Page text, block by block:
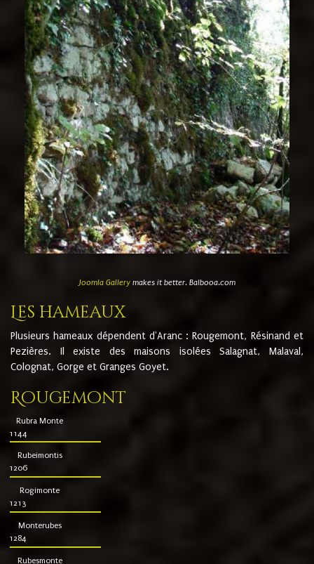
Joomla Gallerymakes it better. Balbooa.com
Les hameaux
Plusieurs hameaux dépendent d'Aranc : Rougemont, Résinand et
Pezières. Il existe des maisons isolées Salagnat, Malaval,
Colognat, Gorge et Granges Goyet.
Rougemont
Rubra Monte
1144
Rubeimontis
1206
Rogimonte
1213
Monterubes
1284
Rubesmonte